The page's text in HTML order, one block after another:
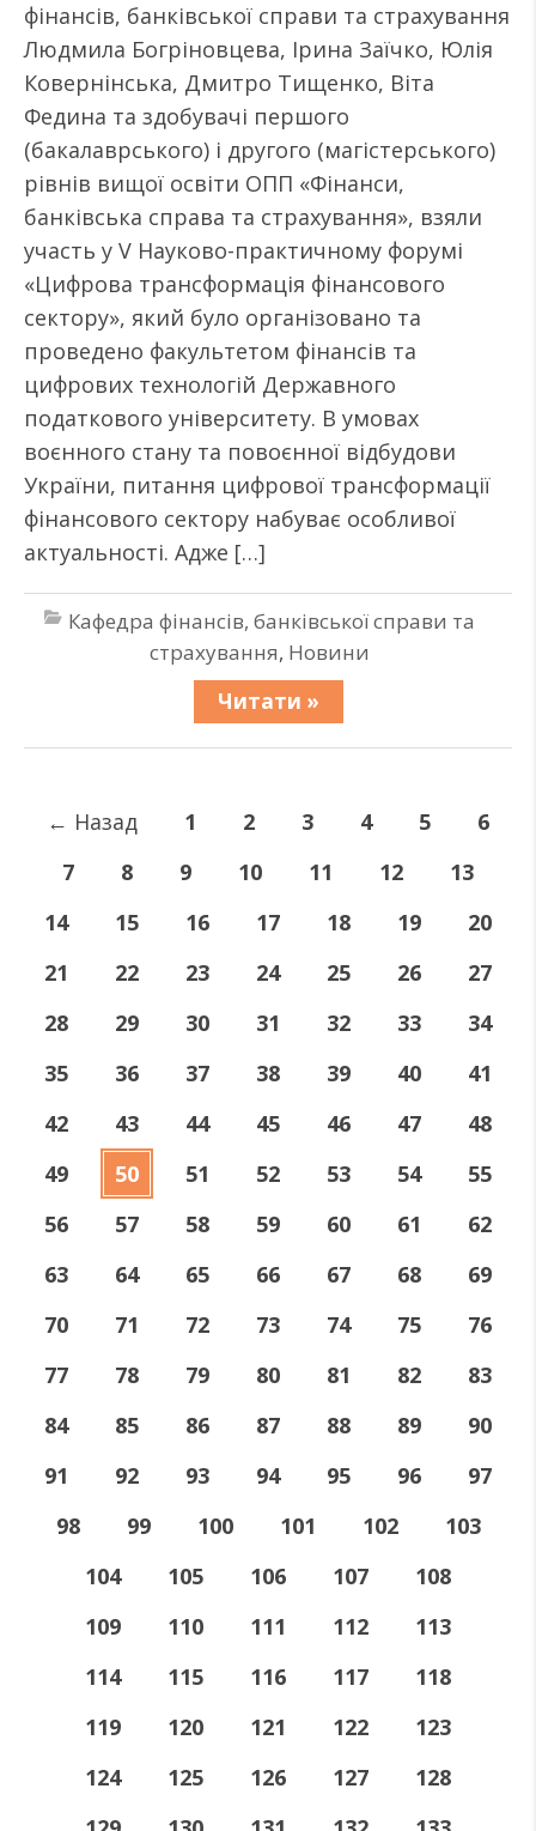
фінансів, банківської справи та страхування
Людмила Богріновцева, Ірина Заїчко, Юлія
Ковернінська, Дмитро Тищенко, Віта
Федина та здобувачі першого
(бакалаврського) і другого (магістерського)
рівнів вищої освіти ОПП «Фінанси,
банківська справа та страхування», взяли
участь у V Науково-практичному форумі
«Цифрова трансформація фінансового
сектору», який було організовано та
проведено факультетом фінансів та
цифрових технологій Державного
податкового університету. В умовах
воєнного стану та повоєнної відбудови
України, питання цифрової трансформації
фінансового сектору набуває особливої
актуальності. Адже […]
Кафедра фінансів, банківської справи та
страхування, Новини
Читати »
← Назад 1 2 3 4 5
6
7
8 9 10 11 12
13
14
15 16 17 18 19
20
21
22 23 24 25 26
27
28
29 30 31 32 33
34
35
36 37 38 39 40
41
42
43 44 45 46 47
48
49
50 51 52 53 54
55
56
57 58 59 60 61
62
63
64 65 66 67 68
69
70
71 72 73 74 75
76
77
78 79 80 81 82
83
84
85 86 87 88 89
90
91
92 93 94 95 96
97
98
99 100 101 102
103
104
105 106 107
108
109
110 111 112
113
114
115 116 117
118
119
120 121 122
123
124
125 126 127
128